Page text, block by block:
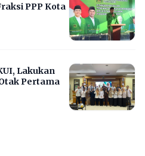
PPP Kota
Lakukan
Pertama